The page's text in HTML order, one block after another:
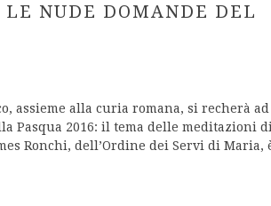
NUDE DOMANDE DEL
assieme alla curia romana, si recherà
Pasqua 2016: il tema delle meditazioni di
Ronchi, dell’Ordine dei Servi di Maria,